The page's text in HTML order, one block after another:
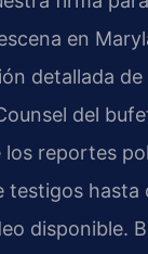
en
detallada de
del
los reportes
testigos hasta
disponible.